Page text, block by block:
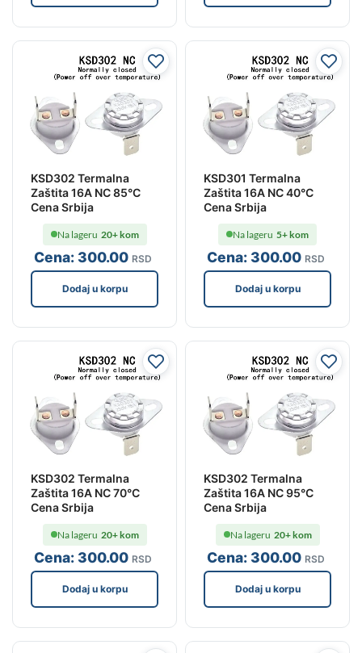
KSD302 Termalna
Zaštita 16A NC 85°C
Cena Srbija
Cena:300.00 RSD
Na lageru 20+ kom
Dodaj u korpu
KSD301 Termalna
Zaštita 16A NC 40°C
Cena Srbija
Cena:300.00 RSD
Na lageru 5+ kom
Dodaj u korpu
KSD302 Termalna
Zaštita 16A NC 70°C
Cena Srbija
Cena:300.00 RSD
Na lageru 20+ kom
Dodaj u korpu
KSD302 Termalna
Zaštita 16A NC 95°C
Cena Srbija
Cena:300.00 RSD
Na lageru 20+ kom
Dodaj u korpu